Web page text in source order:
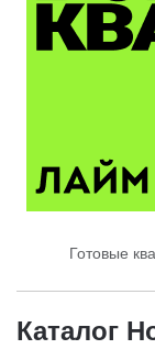
Готовые
Каталог